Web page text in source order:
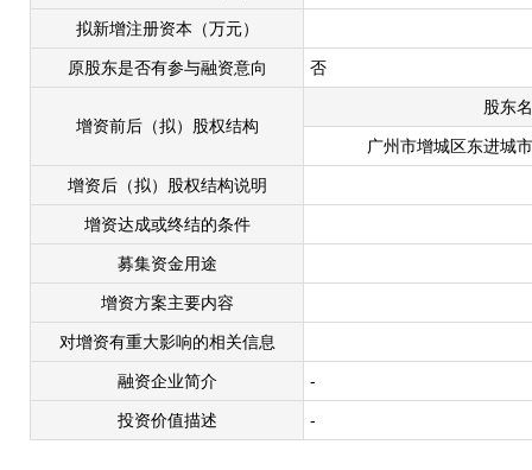
拟新增注册资本（万元）
原股东是否有参与融资意向 否
增资前后（拟）股权结构
股东
广州市增城区东进城
增资后（拟）股权结构说明
增资达成或终结的条件
募集资金用途
增资方案主要内容
对增资有重大影响的相关信息
融资企业简介 -
投资价值描述 -